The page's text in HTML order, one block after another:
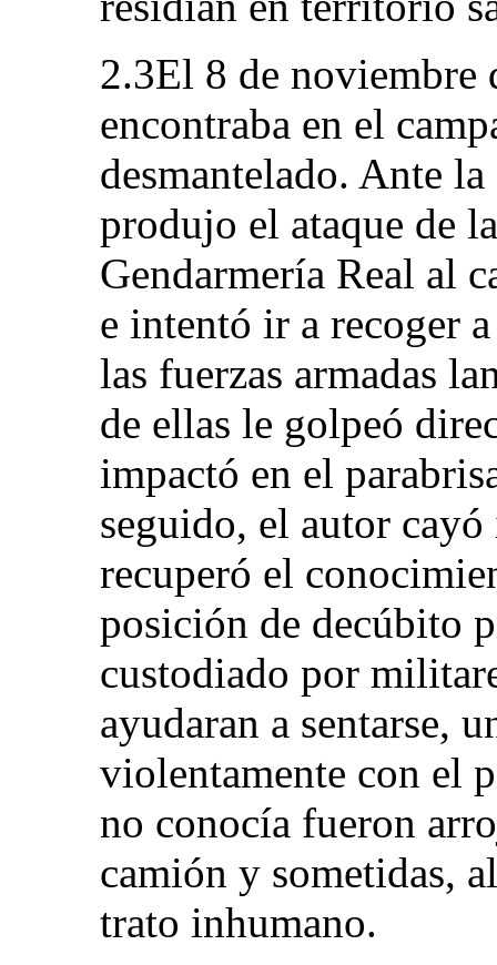
2.3El 8 de noviembre
encontraba en el
desmantelado. Ante
produjo el ataque de
Gendarmería Real al
e intentó ir a recoger
las fuerzas armadas
de ellas le golpeó
impactó en el
seguido, el autor
recuperó el
posición de decúbito
custodiado por
ayudaran a sentarse,
violentamente con el
no conocía fueron
camión y sometidas,
trato inhumano.